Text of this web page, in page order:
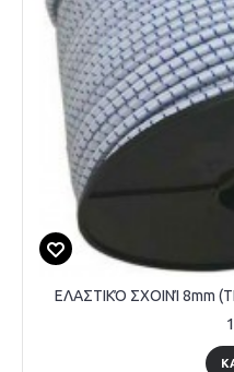
ΕΛΑΣΤΙΚΌ ΣΧΟΙΝΊ 8mm